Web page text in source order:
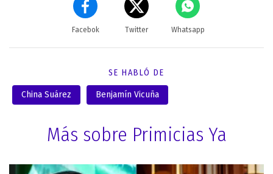
Facebok Twitter Whatsapp
SE HABLÓ DE
China Suárez Benjamín Vicuña
Más sobre Primicias Ya